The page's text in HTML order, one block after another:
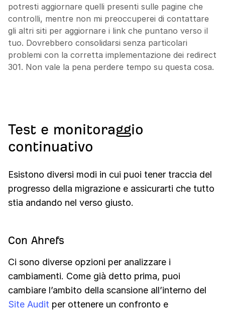
potresti aggiornare quelli presenti sulle pagine che
controlli, mentre non mi preoccuperei di contattare
gli altri siti per aggiornare i link che puntano verso il
tuo. Dovrebbero consolidarsi senza particolari
problemi con la corretta implementazione dei redirect
301. Non vale la pena perdere tempo su questa cosa.
Test e monitoraggio
continuativo
Esistono diversi modi in cui puoi tener traccia del
progresso della migrazione e assicurarti che tutto
stia andando nel verso giusto.
Con Ahrefs
Ci sono diverse opzioni per analizzare i
cambiamenti. Come già detto prima, puoi
cambiare l’ambito della scansione all’interno del
Site Audit per ottenere un confronto e